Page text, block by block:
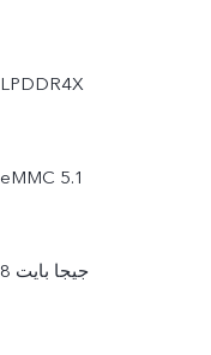
LPDDR4X
eMMC 5.1
8 جيجا بايت